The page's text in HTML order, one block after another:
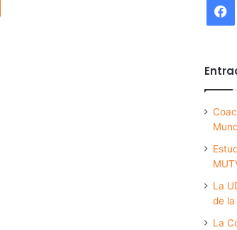
La
de
La